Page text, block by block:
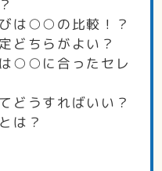
は○○の比較！？
どちらがよい？
○○に合ったセレ
どうすればいい？
は？